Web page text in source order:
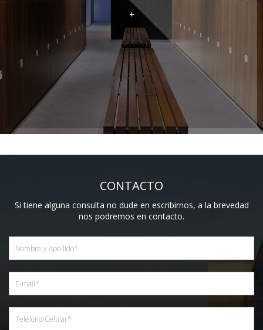
+
CONTACTO
Si tiene alguna consulta no dude en escribirnos, a la brevedad
nos podremos en contacto.